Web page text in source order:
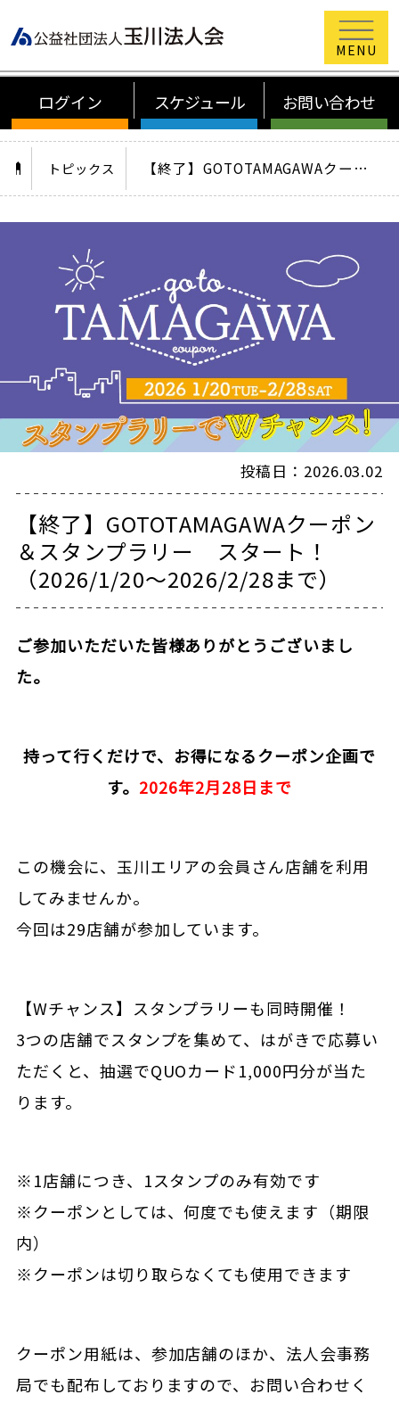
公益社団
ログイン スケジュール お問い合わせ
HOMEトピックス 【終了】GOTOTAMAGAWAクーポン＆スタンプラリー スタート！（2026/1/20～2026/2/28まで）
投稿日：2026.03.02
【終了】GOTOTAMAGAWAクーポン
＆スタンプラリー スタート！
（2026/1/20～2026/2/28まで）
ご参加いただいた皆様ありがとうございまし
た。
持って行くだけで、お得になるクーポン企画で
す。 2026年2月28日まで
この機会に、玉川エリアの会員さん店舗を利用
してみませんか。
今回は29店舗が参加しています。
【Wチャンス】スタンプラリーも同時開催！
3つの店舗でスタンプを集めて、はがきで応募い
ただくと、抽選でQUOカード1,000円分が当た
ります。
※1店舗につき、1スタンプのみ有効です
※クーポンとしては、何度でも使えます（期限
内）
※クーポンは切り取らなくても使用できます
クーポン用紙は、参加店舗のほか、法人会事務
局でも配布しておりますので、お問い合わせく